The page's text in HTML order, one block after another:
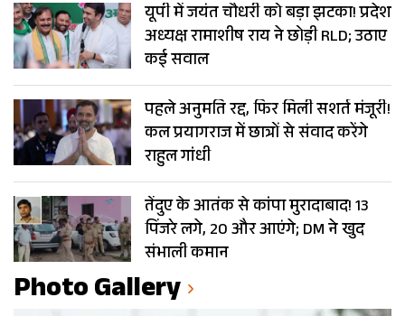
यूपी में जयंत चौधरी को बड़ा झटका! प्रदेश
अध्यक्ष रामाशीष राय ने छोड़ी RLD; उठाए
कई सवाल
पहले अनुमति रद्द, फिर मिली सशर्त मंजूरी!
कल प्रयागराज में छात्रों से संवाद करेंगे
राहुल गांधी
तेंदुए के आतंक से कांपा मुरादाबाद! 13
पिंजरे लगे, 20 और आएंगे; DM ने खुद
संभाली कमान
Photo Gallery